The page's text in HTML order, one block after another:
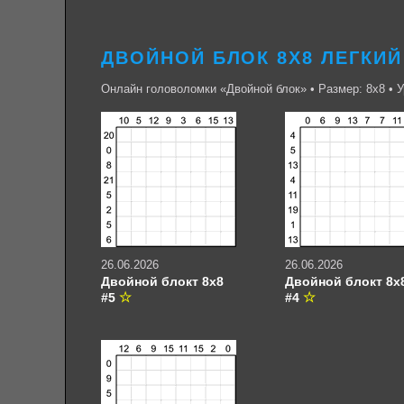
ДВОЙНОЙ БЛОК 8Х8 ЛЕГКИЙ
Онлайн головоломки «Двойной блок» • Размер: 8х8 •
26.06.2026
Двойной блокт 8х8
#5
26.06.2026
Двойной блокт
#4